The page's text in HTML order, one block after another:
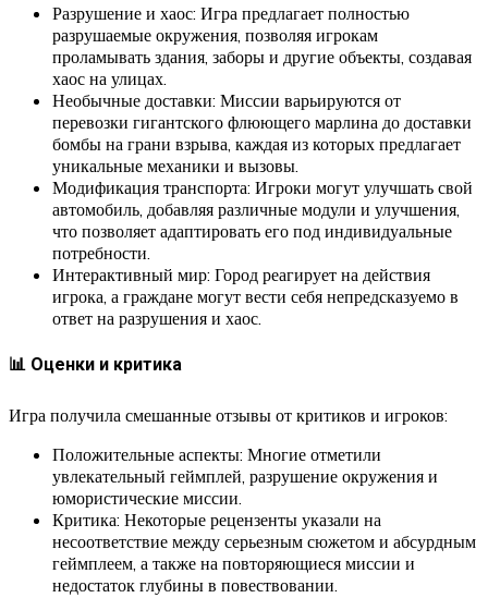
Разрушение и хаос: Игра предлагает полностью
разрушаемые окружения, позволяя игрокам
проламывать здания, заборы и другие объекты, создавая
хаос на улицах.
Необычные доставки: Миссии варьируются от
перевозки гигантского флюющего марлина до доставки
бомбы на грани взрыва, каждая из которых предлагает
уникальные механики и вызовы.
Модификация транспорта: Игроки могут улучшать свой
автомобиль, добавляя различные модули и улучшения,
что позволяет адаптировать его под индивидуальные
потребности.
Интерактивный мир: Город реагирует на действия
игрока, а граждане могут вести себя непредсказуемо в
ответ на разрушения и хаос.
📊 Оценки и критика
Игра получила смешанные отзывы от критиков и игроков:
Положительные аспекты: Многие отметили
увлекательный геймплей, разрушение окружения и
юмористические миссии.
Критика: Некоторые рецензенты указали на
несоответствие между серьезным сюжетом и абсурдным
геймплеем, а также на повторяющиеся миссии и
недостаток глубины в повествовании.